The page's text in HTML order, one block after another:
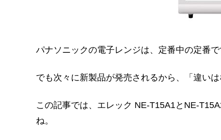
パナソニックの電子レンジは、定番中の定番で
でも次々に新製品が発売されるから、「違い
この記事では、エレック NE-T15A1とNE-
ね。